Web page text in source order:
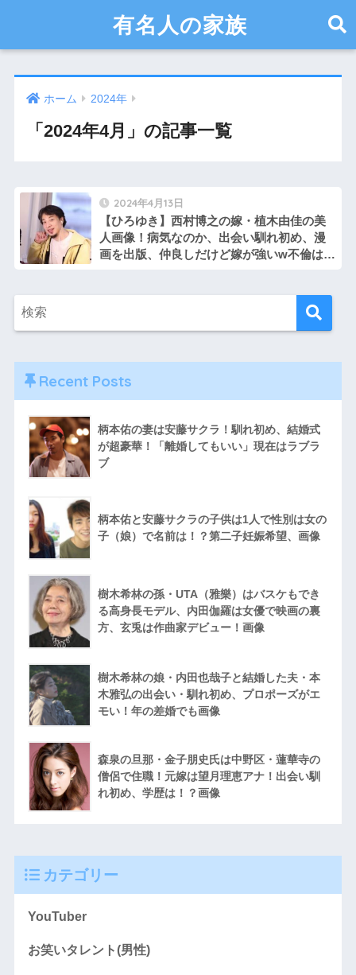
有名人の家族
ホーム 2024年
「2024年4月」の記事一覧
2024年4月13日
【ひろゆき】西村博之の嫁・植木由佳の美
人画像！病気なのか、出会い馴れ初め、漫
画を出版、仲良しだけど嫁が強いw不倫は無
Recent Posts
柄本佑の妻は安藤サクラ！馴れ初め、結婚式
が超豪華！「離婚してもいい」現在はラブラ
ブ
柄本佑と安藤サクラの子供は1人で性別は女の
子（娘）で名前は！？第二子妊娠希望、画像
樹木希林の孫・UTA（雅樂）はバスケもでき
る高身長モデル、内田伽羅は女優で映画の裏
方、玄兎は作曲家デビュー！画像
樹木希林の娘・内田也哉子と結婚した夫・本
木雅弘の出会い・馴れ初め、プロポーズがエ
モい！年の差婚でも画像
森泉の旦那・金子朋史氏は中野区・蓮華寺の
僧侶で住職！元嫁は望月理恵アナ！出会い馴
れ初め、学歴は！？画像
カテゴリー
YouTuber
お笑いタレント(男性)